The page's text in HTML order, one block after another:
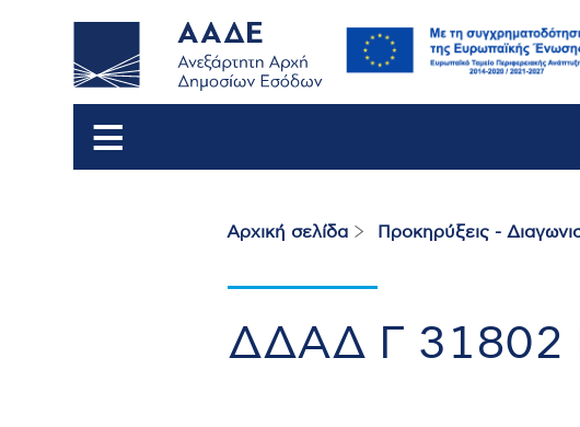
Breadcrumb
Αρχική σελίδα Προκηρύξεις -
ΔΔΑΔ Γ 31802